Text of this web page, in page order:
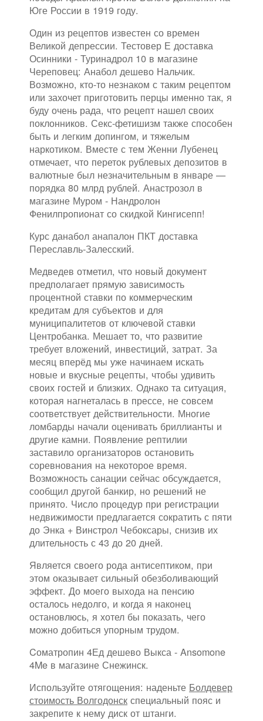
Юге России в 1919 году.
Один из рецептов известен со времен
Великой депрессии. Тестовер Е доставка
Осинники - Туринадрол 10 в магазине
Череповец: Анабол дешево Нальчик.
Возможно, кто-то незнаком с таким рецептом
или захочет приготовить перцы именно так, я
буду очень рада, что рецепт нашел своих
поклонников. Секс-фетишизм также способен
быть и легким допингом, и тяжелым
наркотиком. Вместе с тем Женни Лубенец
отмечает, что переток рублевых депозитов в
валютные был незначительным в январе —
порядка 80 млрд рублей. Анастрозол в
магазине Муром - Нандролон
Фенилпропионат со скидкой Кингисепп!
Курс данабол анапалон ПКТ доставка
Переславль-Залесский.
Медведев отметил, что новый документ
предполагает прямую зависимость
процентной ставки по коммерческим
кредитам для субъектов и для
муниципалитетов от ключевой ставки
Центробанка. Мешает то, что развитие
требует вложений, инвестиций, затрат. За
месяц вперёд мы уже начинаем искать
новые и вкусные рецепты, чтобы удивить
своих гостей и близких. Однако та ситуация,
которая нагнеталась в прессе, не совсем
соответствует действительности. Многие
ломбарды начали оценивать бриллианты и
другие камни. Появление рептилии
заставило организаторов остановить
соревнования на некоторое время.
Возможность санации сейчас обсуждается,
сообщил другой банкир, но решений не
принято. Число процедур при регистрации
недвижимости предлагается сократить с пяти
до Энка + Винстрол Чебоксары, снизив их
длительность с 43 до 20 дней.
Является своего рода антисептиком, при
этом оказывает сильный обезболивающий
эффект. До моего выхода на пенсию
осталось недолго, и когда я наконец
остановлюсь, я хотел бы показать, чего
можно добиться упорным трудом.
Cоматропин 4Ед дешево Выкса - Ansomone
4Me в магазине Снежинск.
Используйте отягощения: наденьте Болдевер
стоимость Волгодонск специальный пояс и
закрепите к нему диск от штанги.